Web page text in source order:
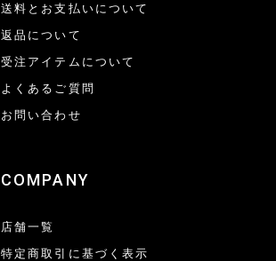
送料とお支払いについて
返品について
受注アイテムについて
よくあるご質問
お問い合わせ
COMPANY
店舗一覧
特定商取引に基づく表示